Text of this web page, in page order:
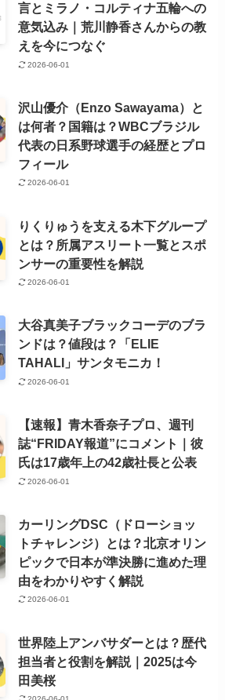
言とミラノ・コルティナ五輪への
意気込み｜荒川静香さんからの教
えを今につなぐ
2026-06-01
沢山優介（Enzo Sawayama）と
は何者？国籍は？WBCブラジル
代表の日系野球選手の経歴とプロ
フィール
2026-06-01
りくりゅうを支える木下グループ
とは？所属アスリート一覧とスポ
ンサーの重要性を解説
2026-06-01
大谷真美子ブラックコーデのブラ
ンドは？値段は？「ELIE
TAHALI」サンタモニカ！
2026-06-01
【速報】青木香奈子プロ、週刊
誌“FRIDAY報道”にコメント｜彼
氏は17歳年上の42歳社長と公表
2026-06-01
カーリングDSC（ドローショッ
トチャレンジ）とは？北京オリン
ピックで日本が準決勝に進めた理
由をわかりやすく解説
2026-06-01
世界陸上アンバサダーとは？歴代
担当者と役割を解説｜2025は今
田美桜